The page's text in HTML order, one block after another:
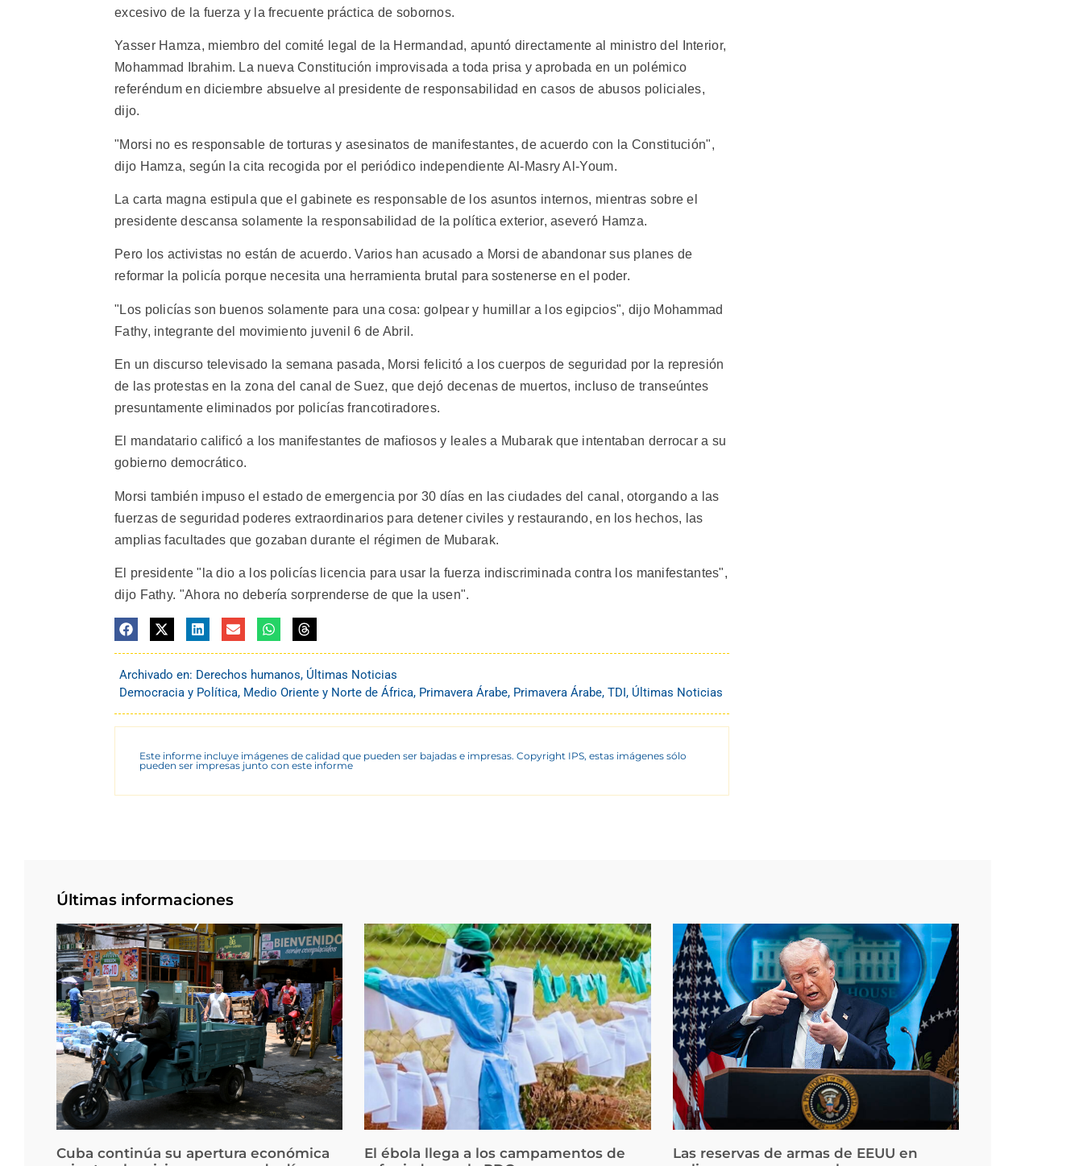
excesivo de la fuerza y la frecuente práctica de sobornos.
Yasser Hamza, miembro del comité legal de la Hermandad, apuntó directamente al ministro del Interior,
Mohammad Ibrahim. La nueva Constitución improvisada a toda prisa y aprobada en un polémico
referéndum en diciembre absuelve al presidente de responsabilidad en casos de abusos policiales,
dijo.
"Morsi no es responsable de torturas y asesinatos de manifestantes, de acuerdo con la Constitución",
dijo Hamza, según la cita recogida por el periódico independiente Al-Masry Al-Youm.
La carta magna estipula que el gabinete es responsable de los asuntos internos, mientras sobre el
presidente descansa solamente la responsabilidad de la política exterior, aseveró Hamza.
Pero los activistas no están de acuerdo. Varios han acusado a Morsi de abandonar sus planes de
reformar la policía porque necesita una herramienta brutal para sostenerse en el poder.
"Los policías son buenos solamente para una cosa: golpear y humillar a los egipcios", dijo Mohammad
Fathy, integrante del movimiento juvenil 6 de Abril.
En un discurso televisado la semana pasada, Morsi felicitó a los cuerpos de seguridad por la represión
de las protestas en la zona del canal de Suez, que dejó decenas de muertos, incluso de transeúntes
presuntamente eliminados por policías francotiradores.
El mandatario calificó a los manifestantes de mafiosos y leales a Mubarak que intentaban derrocar a su
gobierno democrático.
Morsi también impuso el estado de emergencia por 30 días en las ciudades del canal, otorgando a las
fuerzas de seguridad poderes extraordinarios para detener civiles y restaurando, en los hechos, las
amplias facultades que gozaban durante el régimen de Mubarak.
El presidente "la dio a los policías licencia para usar la fuerza indiscriminada contra los manifestantes",
dijo Fathy. "Ahora no debería sorprenderse de que la usen".
Archivado en: Derechos humanos, Últimas Noticias
Democracia y Política, Medio Oriente y Norte de África, Primavera Árabe, Primavera Árabe, TDI, Últimas Noticias
Este informe incluye imágenes de calidad que pueden ser bajadas e impresas. Copyright IPS, estas imágenes sólo
pueden ser impresas junto con este informe
Últimas informaciones
Cuba continúa su apertura económica
El ébola llega a los campamentos de
Las reservas de armas de EEUU en